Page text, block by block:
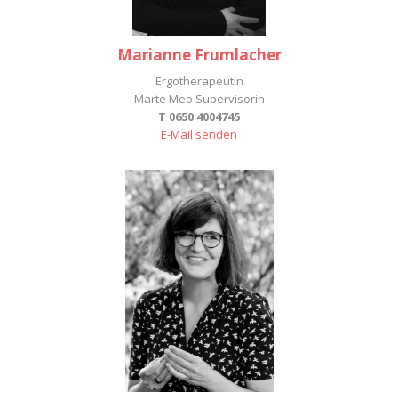
Marianne Frumlacher
Ergotherapeutin
Marte Meo Supervisorin
T 0650 4004745
E-Mail senden